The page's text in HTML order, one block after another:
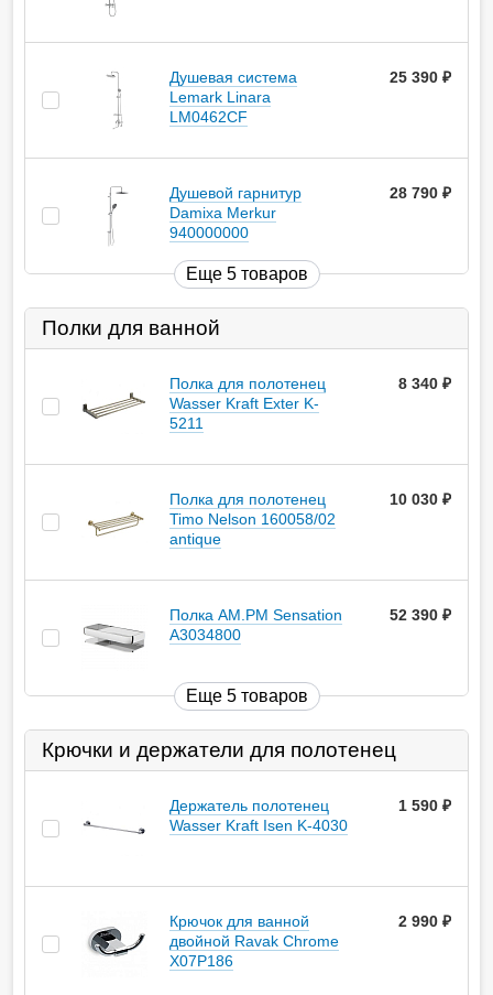
Душевая система
Lemark Linara
LM0462CF
25 390
Душевой гарнитур
Damixa Merkur
940000000
28 790
Еще 5 товаров
Полки для ванной
Полка для полотенец
Wasser Kraft Exter K-
5211
8 340
Полка для полотенец
Timo Nelson 160058/02
antique
10 030
Полка AM.PM Sensation
A3034800
52 390
Еще 5 товаров
Крючки и держатели для полотенец
Держатель полотенец
Wasser Kraft Isen K-4030
1 590
Крючок для ванной
двойной Ravak Chrome
X07P186
2 990